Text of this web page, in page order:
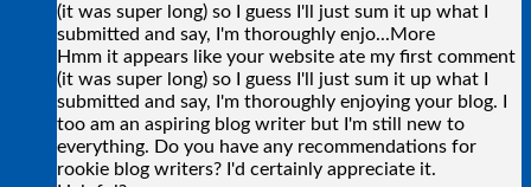
(it was super long) so I guess I'll just sum it up what I
submitted and say, I'm thoroughly enjo...More
Hmm it appears like your website ate my first comment
(it was super long) so I guess I'll just sum it up what I
submitted and say, I'm thoroughly enjoying your blog. I
too am an aspiring blog writer but I'm still new to
everything. Do you have any recommendations for
rookie blog writers? I'd certainly appreciate it.